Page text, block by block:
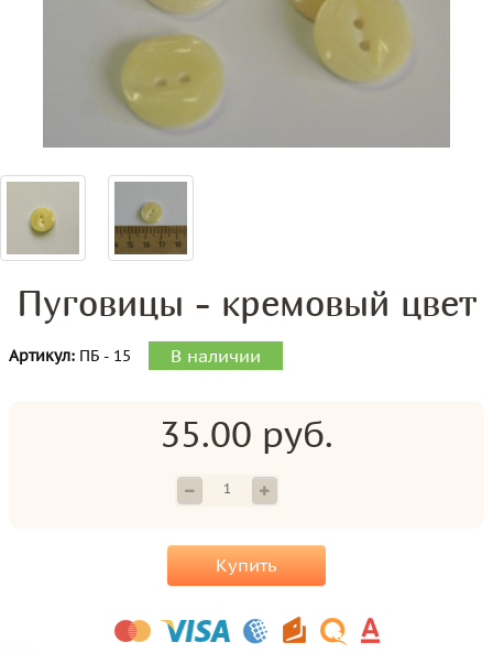
Пуговицы - кремовый цвет
Артикул: ПБ - 15 В наличии
35.00 руб.
Купить